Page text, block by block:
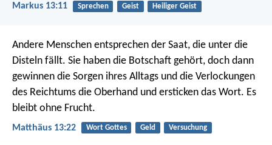
Markus 13:11 Sprechen Geist Heiliger Geist
Andere Menschen entsprechen der Saat, die unter die
Disteln fällt. Sie haben die Botschaft gehört, doch dann
gewinnen die Sorgen ihres Alltags und die Verlockungen
des Reichtums die Oberhand und ersticken das Wort. Es
bleibt ohne Frucht.
Matthäus 13:22 Wort Gottes Geld Versuchung